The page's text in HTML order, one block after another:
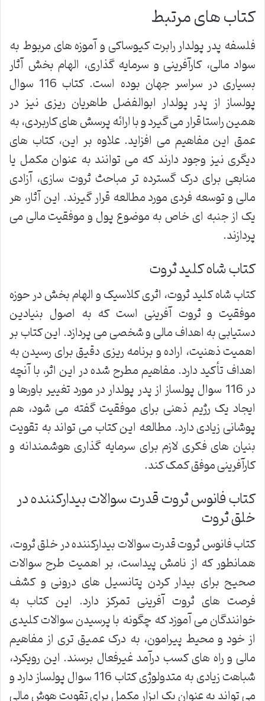
کتاب های مرتبط
فلسفه پدر پولدار رابرت کیوساکی و آموزه های مربوط به
سواد مالی، کارآفرینی و سرمایه گذاری، الهام بخش آثار
بسیاری در سراسر جهان بوده است. کتاب 116 سوال
پولساز از پدر پولدار ابوالفضل طاهریان ریزی نیز در
همین راستا قرار می گیرد و با ارائه پرسش های کاربردی، به
عمق این مفاهیم می افزاید. علاوه بر این، کتاب های
دیگری نیز وجود دارند که می توانند به عنوان مکمل یا
منابعی برای درک گسترده تر مباحث ثروت سازی، آزادی
مالی و توسعه فردی مورد مطالعه قرار گیرند. این آثار، هر
یک از جنبه ای خاص به موضوع پول و موفقیت مالی می
پردازند.
کتاب شاه کلید ثروت
کتاب شاه کلید ثروت، اثری کلاسیک و الهام بخش در حوزه
موفقیت و ثروت آفرینی است که به اصول بنیادین
دستیابی به اهداف مالی و شخصی می پردازد. این کتاب بر
اهمیت ذهنیت، اراده و برنامه ریزی دقیق برای رسیدن به
اهداف تأکید دارد. مفاهیم مطرح شده در این اثر، با آنچه
در 116 سوال پولساز از پدر پولدار در مورد تغییر باورها و
ایجاد یک رژیم ذهنی برای موفقیت گفته می شود، هم
پوشانی زیادی دارد. مطالعه این کتاب می تواند به تقویت
بنیان های فکری لازم برای سرمایه گذاری هوشمندانه و
کارآفرینی موفق کمک کند.
کتاب فانوس ثروت قدرت سوالات بیدارکننده در
خلق ثروت
کتاب فانوس ثروت قدرت سوالات بیدارکننده در خلق ثروت،
همانطور که از نامش پیداست، بر اهمیت طرح سوالات
صحیح برای بیدار کردن پتانسیل های درونی و کشف
فرصت های ثروت آفرینی تمرکز دارد. این کتاب به
خوانندگان می آموزد که چگونه با پرسیدن سوالات کلیدی
از خود و محیط پیرامون، به درک عمیق تری از مفاهیم
مالی و راه های کسب درآمد غیرفعال برسند. این رویکرد،
شباهت زیادی به متدولوژی کتاب 116 سوال پولساز دارد و
می تواند به عنوان یک ابزار مکمل برای تقویت هوش مالی